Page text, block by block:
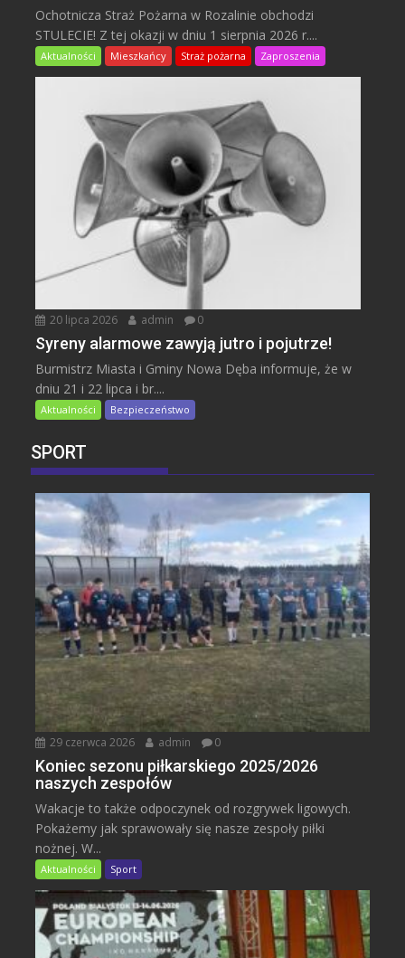
Ochotnicza Straż Pożarna w Rozalinie obchodzi
STULECIE! Z tej okazji w dniu 1 sierpnia 2026 r....
Aktualności Mieszkańcy Straż pożarna Zaproszenia
20 lipca 2026 admin 0
Syreny alarmowe zawyją jutro i pojutrze!
Burmistrz Miasta i Gminy Nowa Dęba informuje, że w
dniu 21 i 22 lipca i br....
Aktualności Bezpieczeństwo
SPORT
29 czerwca 2026 admin 0
Koniec sezonu piłkarskiego 2025/2026
naszych zespołów
Wakacje to także odpoczynek od rozgrywek ligowych.
Pokażemy jak sprawowały się nasze zespoły piłki
nożnej. W...
Aktualności Sport